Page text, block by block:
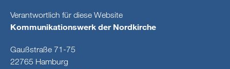
Verantwortlich für diese Website
Kommunikationswerk der Nordkirche
Gaußstraße 71-75
22765 Hamburg